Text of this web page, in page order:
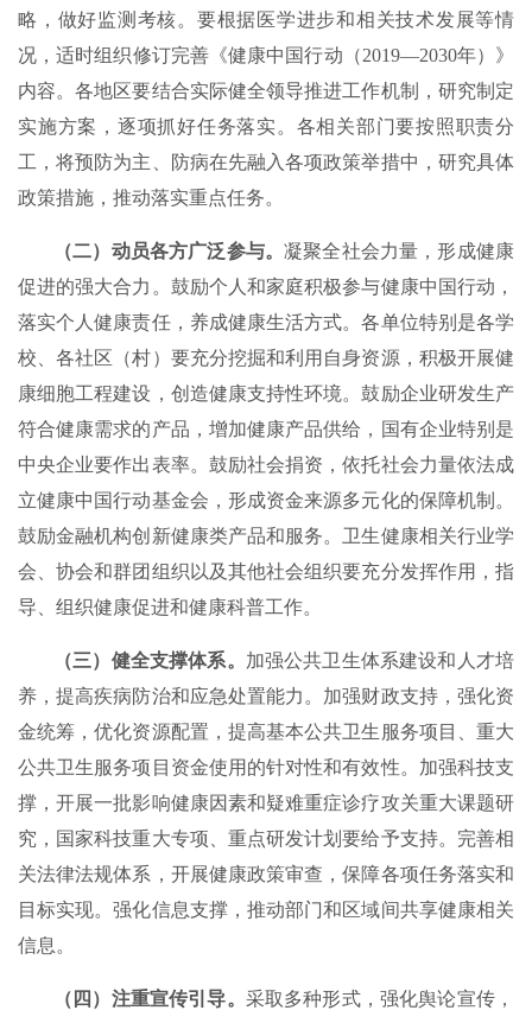
略，做好监测考核。要根据医学进步和相关技术发展等情
况，适时组织修订完善《健康中国行动（2019—2030年）》
内容。各地区要结合实际健全领导推进工作机制，研究制定
实施方案，逐项抓好任务落实。各相关部门要按照职责分
工，将预防为主、防病在先融入各项政策举措中，研究具体
政策措施，推动落实重点任务。
（二）动员各方广泛参与。凝聚全社会力量，形成健康
促进的强大合力。鼓励个人和家庭积极参与健康中国行动，
落实个人健康责任，养成健康生活方式。各单位特别是各学
校、各社区（村）要充分挖掘和利用自身资源，积极开展健
康细胞工程建设，创造健康支持性环境。鼓励企业研发生产
符合健康需求的产品，增加健康产品供给，国有企业特别是
中央企业要作出表率。鼓励社会捐资，依托社会力量依法成
立健康中国行动基金会，形成资金来源多元化的保障机制。
鼓励金融机构创新健康类产品和服务。卫生健康相关行业学
会、协会和群团组织以及其他社会组织要充分发挥作用，指
导、组织健康促进和健康科普工作。
（三）健全支撑体系。 加强公共卫生体系建设和人才培
养，提高疾病防治和应急处置能力。加强财政支持，强化资
金统筹，优化资源配置，提高基本公共卫生服务项目、重大
公共卫生服务项目资金使用的针对性和有效性。加强科技支
撑，开展一批影响健康因素和疑难重症诊疗攻关重大课题研
究，国家科技重大专项、重点研发计划要给予支持。完善相
关法律法规体系，开展健康政策审查，保障各项任务落实和
目标实现。强化信息支撑，推动部门和区域间共享健康相关
信息。
（四）注重宣传引导。 采取多种形式，强化舆论宣传，